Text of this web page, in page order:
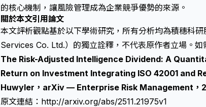
的核心機制，讓風險管理成為企業競爭優勢的來源。
關於本文引用論文
本文評析觀點基於以下學術研究，所有分析均為積穗科
Services Co. Ltd.）的獨立詮釋，不代表原作者立場。如
The Risk-Adjusted Intelligence Dividend: A
Return on Investment Integrating ISO 42001 and
Huwyler，arXiv — Enterprise Risk Management，
原文連結： http://arxiv.org/abs/2511.21975v1